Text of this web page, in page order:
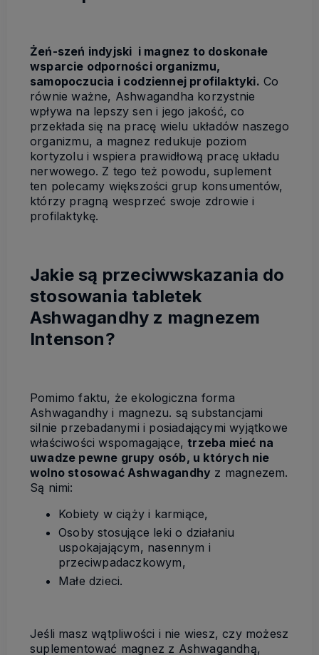
Żeń-szeń indyjski i magnez to doskonałe
wsparcie odporności organizmu,
samopoczucia i codziennej profilaktyki. Co
równie ważne, Ashwagandha korzystnie
wpływa na lepszy sen i jego jakość, co
przekłada się na pracę wielu układów naszego
organizmu, a magnez redukuje poziom
kortyzolu i wspiera prawidłową pracę układu
nerwowego. Z tego też powodu, suplement
ten polecamy większości grup konsumentów,
którzy pragną wesprzeć swoje zdrowie i
profilaktykę.
Jakie są przeciwwskazania do
stosowania tabletek
Ashwagandhy z magnezem
Intenson?
Pomimo faktu, że ekologiczna forma
Ashwagandhy i magnezu. są substancjami
silnie przebadanymi i posiadającymi wyjątkowe
właściwości wspomagające,trzeba mieć na
uwadze pewne grupy osób, u których nie
wolno stosować Ashwagandhy z magnezem.
Są nimi:
Kobiety w ciąży i karmiące,
Osoby stosujące leki o działaniu
uspokajającym, nasennym i
przeciwpadaczkowym,
Małe dzieci.
Jeśli masz wątpliwości i nie wiesz, czy możesz
suplementować magnez z Ashwagandhą,